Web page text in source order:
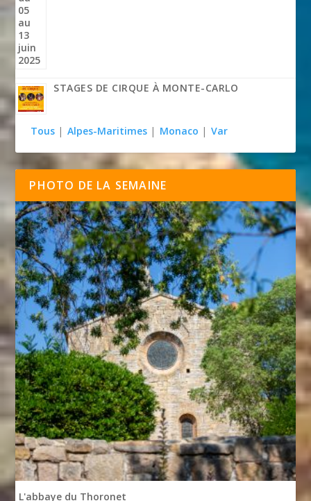
STAGES DE CIRQUE À MONTE-CARLO
Tous | Alpes-Maritimes | Monaco | Var
PHOTO DE LA SEMAINE
L'abbaye du Thoronet